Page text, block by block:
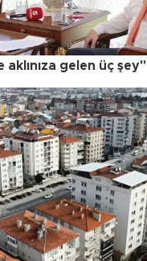
aklınıza gelen üç şey"